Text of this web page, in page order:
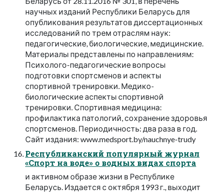
научных изданий Республики Беларусь для
опубликования результатов диссертационных
исследований по трем отраслям наук:
педагогические, биологические, медицинские.
Материалы представлены по направлениям:
Психолого-педагогические вопросы
подготовки спортсменов и аспекты
спортивной тренировки. Медико-
биологические аспекты спортивной
тренировки. Спортивная медицина:
профилактика патологий, сохранение здоровья
спортсменов. Периодичность: два раза в год.
Сайт издания: www.medsport.by/nauchnye-trudy
Республиканский популярный журнал
«Спорт на воде» о водных видах спорта
и активном образе жизни в Республике
Беларусь. Издается с октября 1993 г., выходит